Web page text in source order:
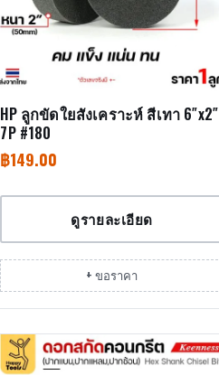
HP ลูกขัดใยสังเคราะห์ สีเทา 6″x2″
7P #180
฿149.00
ดูรายละเอียด
+ ขอราคา